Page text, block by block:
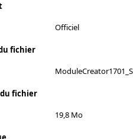
Officiel
fichier
fichier
19,8 Mo